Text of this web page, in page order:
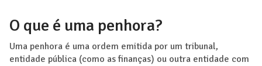
O que é uma penhora?
Uma penhora é uma ordem emitida por um tribunal,
entidade pública (como as finanças) ou outra entidade com